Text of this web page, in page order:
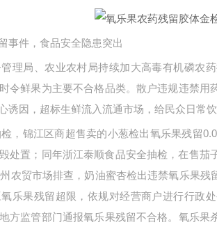
事件，食品安全隐患突出
理局、农业农村局持续加大高毒有机磷农
令鲜果为主要不合格品类。散户违规违禁用
诱因，超标生鲜流入流通市场，给民众日常
，锦江区商超售卖的小葱检出氧乐果残留
处置；同年浙江泰顺食品安全抽检，在售茄
农贸市场排查，奶油蜜杏检出违禁氧乐果
乐果残留超限，依规对经营商户进行行政
方监管部门通报氧乐果残留不合格。氧乐